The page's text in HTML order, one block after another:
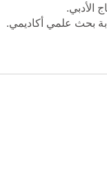
الأدبي.
بحث علمي أكاديمي.